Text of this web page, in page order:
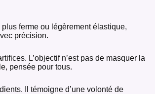
ferme ou légèrement élastique,
précision.
L’objectif n’est pas de masquer la
pensée pour tous.
Il témoigne d’une volonté de